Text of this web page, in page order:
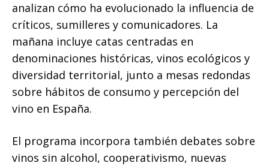
analizan cómo ha evolucionado la influencia de
críticos, sumilleres y comunicadores. La
mañana incluye catas centradas en
denominaciones históricas, vinos ecológicos y
diversidad territorial, junto a mesas redondas
sobre hábitos de consumo y percepción del
vino en España.
El programa incorpora también debates sobre
vinos sin alcohol, cooperativismo, nuevas